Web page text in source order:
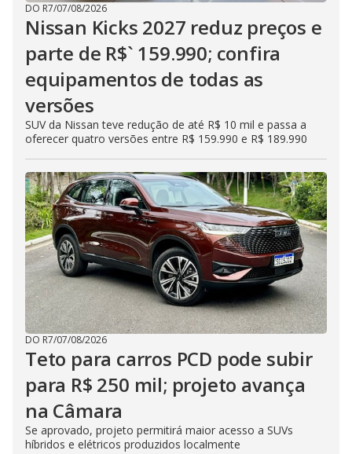
DO R7/07/08/2026
Nissan Kicks 2027 reduz preços e
parte de R$` 159.990; confira
equipamentos de todas as
versões
SUV da Nissan teve redução de até R$ 10 mil e passa a
oferecer quatro versões entre R$ 159.990 e R$ 189.990
DO R7/07/08/2026
Teto para carros PCD pode subir
para R$ 250 mil; projeto avança
na Câmara
Se aprovado, projeto permitirá maior acesso a SUVs
híbridos e elétricos produzidos localmente